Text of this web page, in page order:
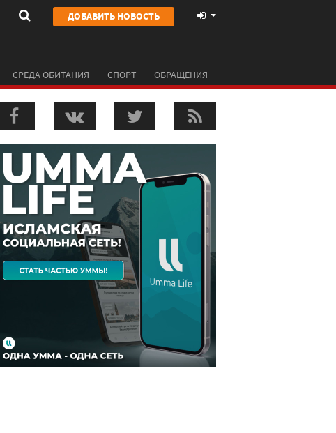
ДОБАВИТЬ НОВОСТЬ
СРЕДА ОБИТАНИЯ СПОРТ ОБРАЩЕНИЯ